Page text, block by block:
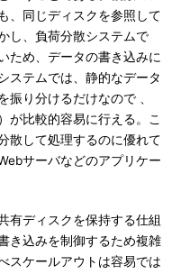
、同じディスクを参照して
し、負荷分散システムで
ため、データの書き込みに
ステムでは、静的なデータ
振り分けるだけなので 、
が比較的容易に行える。こ
散して処理するのに優れて
サーバなどのアプリケー
有ディスクを保持する仕組
き込みを制御するため複雑
スケールアウトは容易では